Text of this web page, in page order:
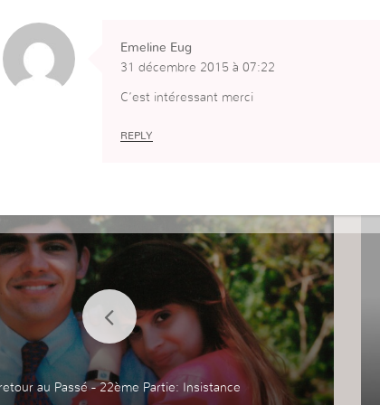
Emeline Eug
31 décembre 2015 à 07:22
C’est intéressant merci
REPLY
au Passé - 22ème Partie: Insistance